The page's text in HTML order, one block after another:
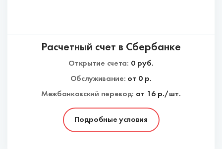
Подробные условия
Расчетный счет в Сбербанке
Открытие счета: 0руб.
Обслуживание: от 0 р.
Межбанковский перевод: от 16 р./шт.